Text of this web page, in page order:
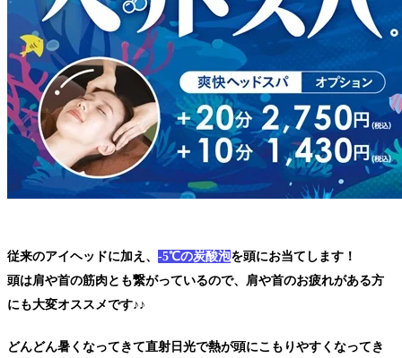
従来のアイヘッドに加え、 -5℃の炭酸泡を頭にお当てします！
頭は肩や首の筋肉とも繋がっているので、肩や首のお疲れがある方
にも大変オススメです♪♪
どんどん暑くなってきて直射日光で熱が頭にこもりやすくなってき